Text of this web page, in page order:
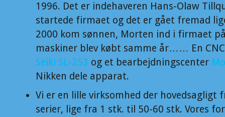
1996. Det er indehaveren Hans-Olaw
startede firmaet og det er gået fremad
2000 kom sønnen, Morten ind i firmaet
maskiner blev købt samme år…… En
Seiki SL-253 og et bearbejdningscenter
Nikken dele apparat.
Vi er en lille virksomhed der hovedsagligt
serier, lige fra 1 stk. til 50-60 stk. Vores